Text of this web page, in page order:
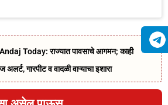
Today: राज्यात पावसाचे आगमन; काही
अलर्ट, गारपीट व वादळी वाऱ्याचा इशारा